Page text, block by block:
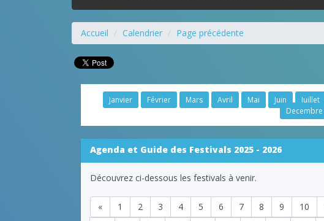
Accueil Calendrier Page précédente
Janvier Février Mars Avril Mai Juin Juillet
Decembre
Agenda et Guide des Festivals 2025 - 2026
Découvrez ci-dessous les festivals à venir.
« 1 2 3 4 5 6 7 8 9 10